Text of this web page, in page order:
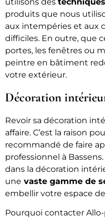
produits que nous
aux intempéries et aux
difficiles. En outre, que
portes, les fenêtres ou
peintre en bâtiment
votre extérieur.
Décoration
Revoir sa décoration
affaire. C’est la raison
recommandé de faire
professionnel à
dans la décoration
une vaste gamme de
embellir votre espace
Pourquoi contacter